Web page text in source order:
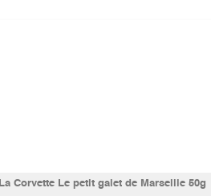
La Corvette Le petit galet de Marseille 50g